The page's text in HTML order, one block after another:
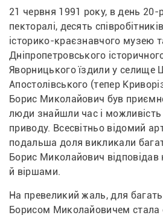
21 червня 1991 року, в день 20-
пекторалі, десять
історико-краєзнавчого музею
Дніпропетровського
Яворницького їздили у селище
Апостолівського (тепер
Борис Миколайович був
люди знайшли час і можливість
приводу. Всесвітньо відомий
подальша доля викликали
Борис Миколайович відповідав
й віршами.
На превеликий жаль, для
Борисом Миколайовичем стала